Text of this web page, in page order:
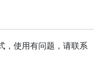
，使用有问题，请联系